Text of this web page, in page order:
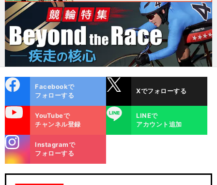
ok
Facebookで
フォローする
Xでフォローする
YouTubeで
チャンネル登録
LINE
LINEで
アカウント追加
m
Instagramで
フォローする